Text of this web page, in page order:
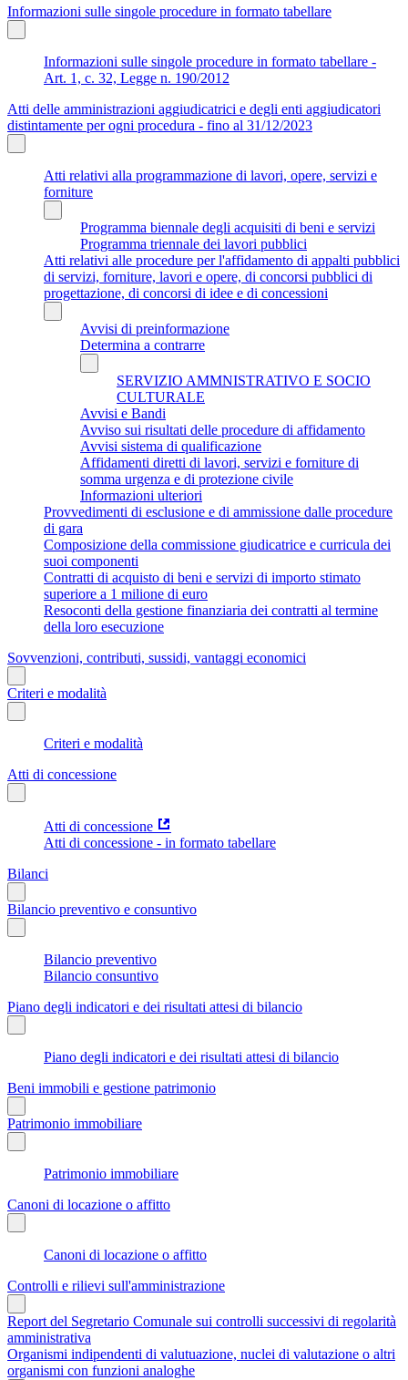
Informazioni sulle singole procedure in formato tabellare
Informazioni sulle singole procedure in formato tabellare -
Art. 1, c. 32, Legge n. 190/2012
Atti delle amministrazioni aggiudicatrici e degli enti aggiudicatori
distintamente per ogni procedura - fino al 31/12/2023
Atti relativi alla programmazione di lavori, opere, servizi e
forniture
Programma biennale degli acquisiti di beni e servizi
Programma triennale dei lavori pubblici
Atti relativi alle procedure per l'affidamento di appalti pubblici
di servizi, forniture, lavori e opere, di concorsi pubblici di
progettazione, di concorsi di idee e di concessioni
Avvisi di preinformazione
Determina a contrarre
SERVIZIO AMMNISTRATIVO E SOCIO
CULTURALE
Avvisi e Bandi
Avviso sui risultati delle procedure di affidamento
Avvisi sistema di qualificazione
Affidamenti diretti di lavori, servizi e forniture di
somma urgenza e di protezione civile
Informazioni ulteriori
Provvedimenti di esclusione e di ammissione dalle procedure
di gara
Composizione della commissione giudicatrice e curricula dei
suoi componenti
Contratti di acquisto di beni e servizi di importo stimato
superiore a 1 milione di euro
Resoconti della gestione finanziaria dei contratti al termine
della loro esecuzione
Sovvenzioni, contributi, sussidi, vantaggi economici
Criteri e modalità
Criteri e modalità
Atti di concessione
Atti di concessione
Atti di concessione - in formato tabellare
Bilanci
Bilancio preventivo e consuntivo
Bilancio preventivo
Bilancio consuntivo
Piano degli indicatori e dei risultati attesi di bilancio
Piano degli indicatori e dei risultati attesi di bilancio
Beni immobili e gestione patrimonio
Patrimonio immobiliare
Patrimonio immobiliare
Canoni di locazione o affitto
Canoni di locazione o affitto
Controlli e rilievi sull'amministrazione
Report del Segretario Comunale sui controlli successivi di regolarità
amministrativa
Organismi indipendenti di valutuazione, nuclei di valutazione o altri
organismi con funzioni analoghe